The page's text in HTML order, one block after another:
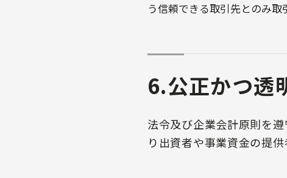
う信頼できる取引先とのみ取
6.公正かつ透
法令及び企業会計原則を
り出資者や事業資金の提